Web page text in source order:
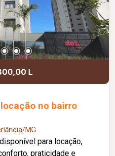
impulsionar o
L
no bairro
MG
para locação,
praticidade e